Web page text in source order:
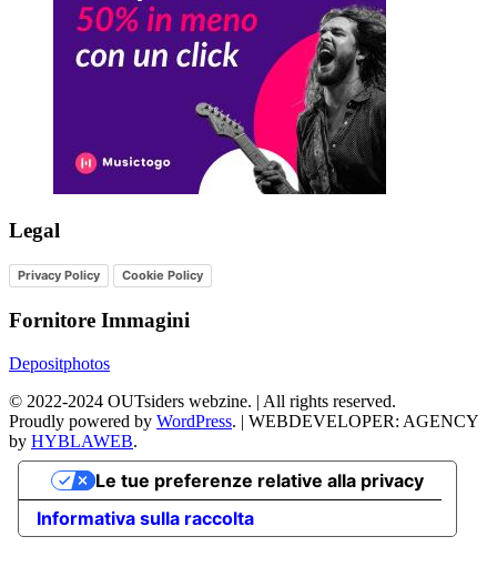
Legal
Privacy Policy Cookie Policy
Fornitore Immagini
Depositphotos
© 2022-2024 OUTsiders webzine. | All rights reserved.
Proudly powered by WordPress. | WEBDEVELOPER: AGENCY
by HYBLAWEB.
Informativa sulla raccolta
Le tue preferenze relative alla privacy